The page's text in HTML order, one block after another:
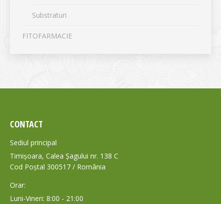
Substraturi
FITOFARMACIE
CONTACT
Sediul principal
Timișoara, Calea Șagului nr. 138 C
Cod Poștal 300517 / România
Orar:
Luni-Vineri: 8:00 - 21:00